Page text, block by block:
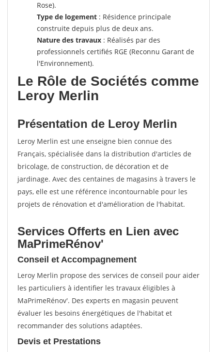
Rose).
Type de logement : Résidence principale
construite depuis plus de deux ans.
Nature des travaux : Réalisés par des
professionnels certifiés RGE (Reconnu Garant de
l'Environnement).
Le Rôle de Sociétés comme
Leroy Merlin
Présentation de Leroy Merlin
Leroy Merlin est une enseigne bien connue des
Français, spécialisée dans la distribution d'articles de
bricolage, de construction, de décoration et de
jardinage. Avec des centaines de magasins à travers le
pays, elle est une référence incontournable pour les
projets de rénovation et d'amélioration de l'habitat.
Services Offerts en Lien avec
MaPrimeRénov'
Conseil et Accompagnement
Leroy Merlin propose des services de conseil pour aider
les particuliers à identifier les travaux éligibles à
MaPrimeRénov'. Des experts en magasin peuvent
évaluer les besoins énergétiques de l'habitat et
recommander des solutions adaptées.
Devis et Prestations